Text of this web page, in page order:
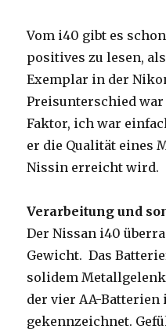
Vom i40 gibt es
positives zu lesen,
Exemplar in der
Preisunterschied
Faktor, ich war
er die Qualität eines
Nissin erreicht wird.
Verarbeitung und
Der Nissan i40
Gewicht. Das
solidem
der vier AA-Batterien
gekennzeichnet.